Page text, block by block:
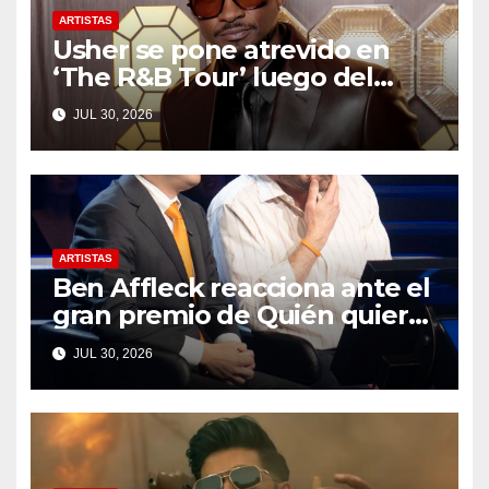
ARTISTAS
Usher se pone atrevido en
‘The R&B Tour’ luego del
drama de un fan
JUL 30, 2026
ARTISTAS
Ben Affleck reacciona ante el
gran premio de Quién quiere
ser millonario
JUL 30, 2026